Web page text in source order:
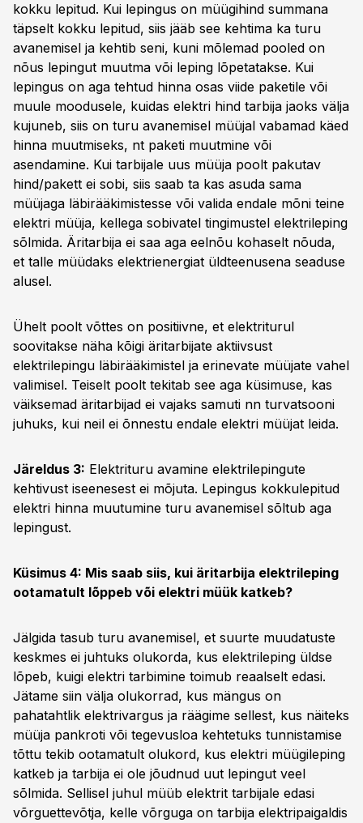
kokku lepitud. Kui lepingus on müügihind summana
täpselt kokku lepitud, siis jääb see kehtima ka turu
avanemisel ja kehtib seni, kuni mõlemad pooled on
nõus lepingut muutma või leping lõpetatakse. Kui
lepingus on aga tehtud hinna osas viide paketile või
muule moodusele, kuidas elektri hind tarbija jaoks välja
kujuneb, siis on turu avanemisel müüjal vabamad käed
hinna muutmiseks, nt paketi muutmine või
asendamine. Kui tarbijale uus müüja poolt pakutav
hind/pakett ei sobi, siis saab ta kas asuda sama
müüjaga läbirääkimistesse või valida endale mõni teine
elektri müüja, kellega sobivatel tingimustel elektrileping
sõlmida. Äritarbija ei saa aga eelnõu kohaselt nõuda,
et talle müüdaks elektrienergiat üldteenusena seaduse
alusel.
Ühelt poolt võttes on positiivne, et elektriturul
soovitakse näha kõigi äritarbijate aktiivsust
elektrilepingu läbirääkimistel ja erinevate müüjate vahel
valimisel. Teiselt poolt tekitab see aga küsimuse, kas
väiksemad äritarbijad ei vajaks samuti nn turvatsooni
juhuks, kui neil ei õnnestu endale elektri müüjat leida.
Järeldus 3: Elektrituru avamine elektrilepingute
kehtivust iseenesest ei mõjuta. Lepingus kokkulepitud
elektri hinna muutumine turu avanemisel sõltub aga
lepingust.
Küsimus 4: Mis saab siis, kui äritarbija elektrileping
ootamatult lõppeb või elektri müük katkeb?
Jälgida tasub turu avanemisel, et suurte muudatuste
keskmes ei juhtuks olukorda, kus elektrileping üldse
lõpeb, kuigi elektri tarbimine toimub reaalselt edasi.
Jätame siin välja olukorrad, kus mängus on
pahatahtlik elektrivargus ja räägime sellest, kus näiteks
müüja pankroti või tegevusloa kehtetuks tunnistamise
tõttu tekib ootamatult olukord, kus elektri müügileping
katkeb ja tarbija ei ole jõudnud uut lepingut veel
sõlmida. Sellisel juhul müüb elektrit tarbijale edasi
võrguettevõtja, kelle võrguga on tarbija elektripaigaldis